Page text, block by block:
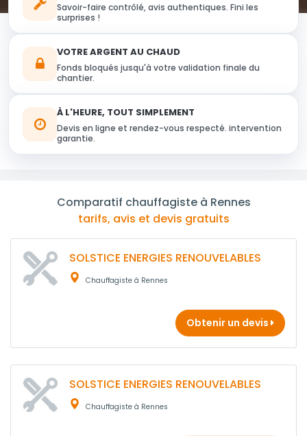
Savoir-faire contrôlé, avis authentiques. Fini les
surprises !
VOTRE ARGENT AU CHAUD
Fonds bloqués jusqu'à votre validation finale du
chantier.
À L'HEURE, TOUT SIMPLEMENT
Devis en ligne et rendez-vous respecté. intervention
garantie.
Comparatif chauffagiste à Rennes
tarifs, avis et devis gratuits
SOLSTICE ENERGIES RENOUVELABLES
Chauffagiste à Rennes
Obtenir un devis
SOLSTICE ENERGIES RENOUVELABLES
Chauffagiste à Rennes